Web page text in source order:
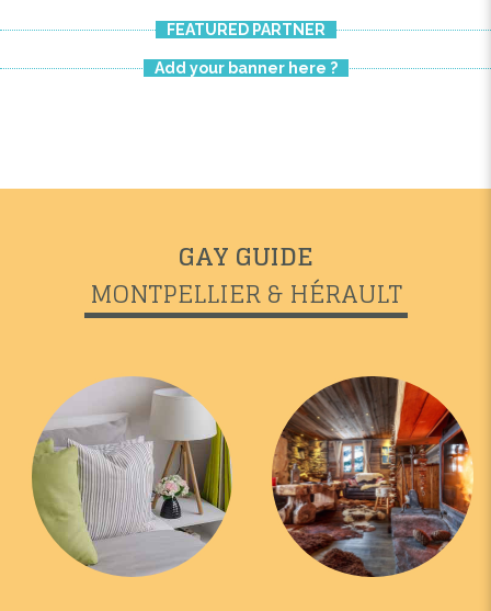
FEATURED PARTNER
Add your banner here ?
GAY GUIDE
MONTPELLIER & HÉRAULT